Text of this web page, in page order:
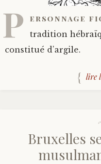
P ersonnage
tradition
constitué d’argile.
lire
Bruxelles